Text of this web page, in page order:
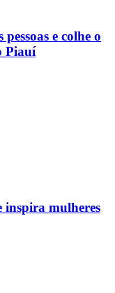
e colhe o
Piauí
inspira mulheres